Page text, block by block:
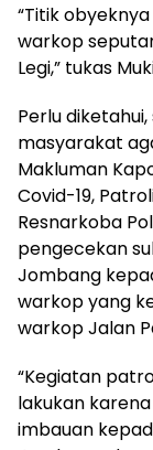
“Titik
warkop
Legi,” tukas
Perlu
masyarakat
Makluman
Covid-19,
Resnarkoba
pengecekan
Jombang
warkop yang
warkop Jalan
“Kegiatan
lakukan
imbauan